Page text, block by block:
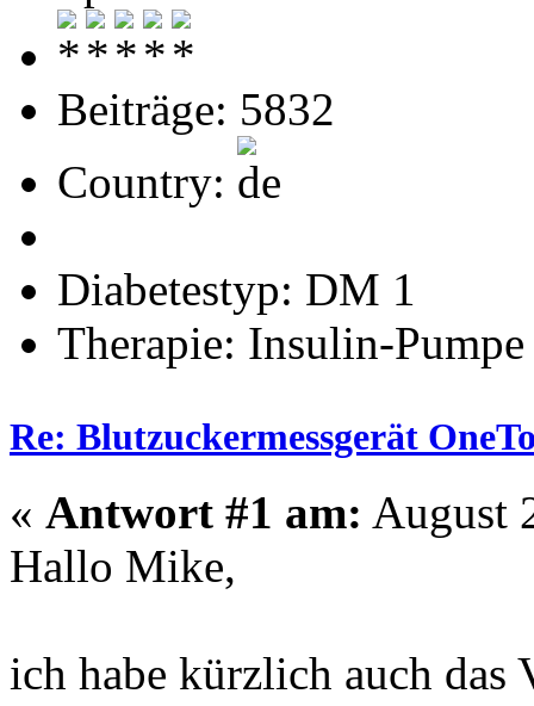
Beiträge: 5832
Country:
Diabetestyp: DM 1
Therapie: Insulin-Pumpe
Re: Blutzuckermessgerät
« Antwort #1 am: August
Hallo Mike,
ich habe kürzlich auch das